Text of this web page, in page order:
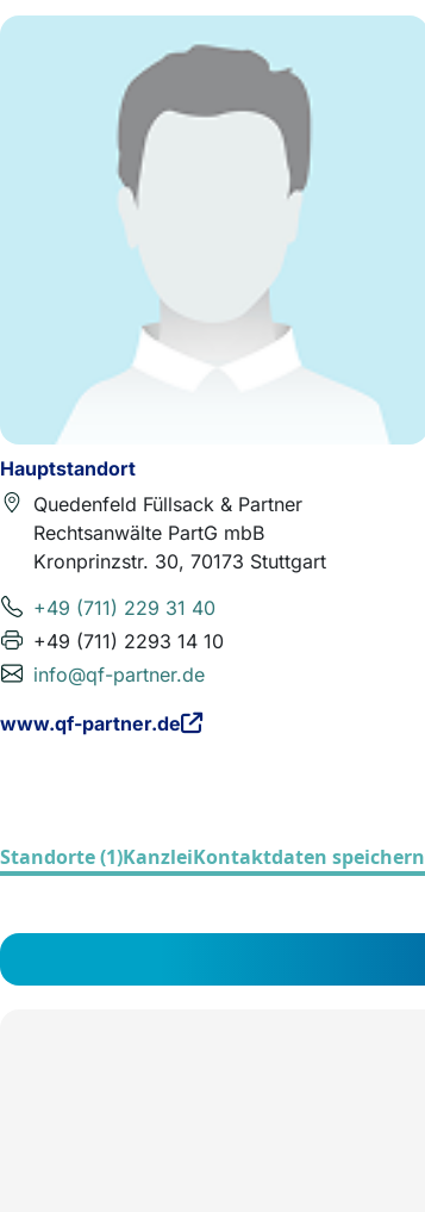
Hauptstandort
Quedenfeld Füllsack & Partner
Rechtsanwälte PartG mbB
Kronprinzstr. 30, 70173 Stuttgart
+49 (711) 229 31 40
+49 (711) 2293 14 10
info@qf-partner.de
www.qf-partner.de
Standorte (1)KanzleiKontaktdaten speichern